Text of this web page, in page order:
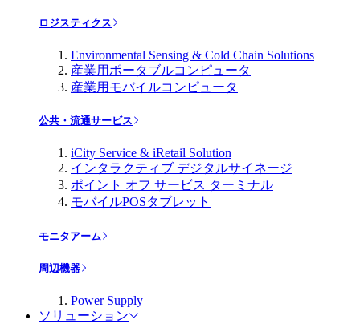
ロジスティクス
Environmental Sensing & Cold Chain Solutions
産業用ポータブルコンピュータ
産業用モバイルコンピュータ
公共・流通サービス
iCity Service & iRetail Solution
インタラクティブ デジタルサイネージ
ポイント オフ サービス ターミナル
モバイルPOSタブレット
モニタアーム
周辺機器
Power Supply
ソリューション